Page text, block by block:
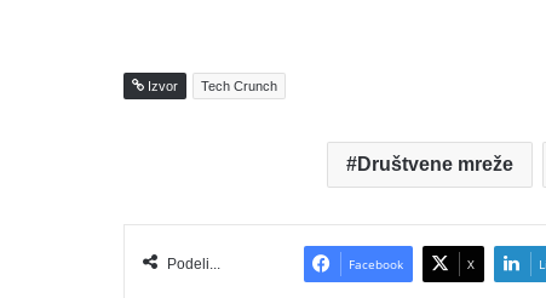
Izvor Tech Crunch
Društvene mreže
Podeli... Facebook X